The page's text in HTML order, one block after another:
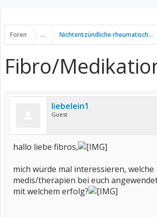
Foren ... Nichtentzündliche rheumatische
Fibro/
liebelein1
Guest
hallo liebe fibros,
mich würde mal interessieren, welche
medis/therapien bei euch
mit welchem erfolg?